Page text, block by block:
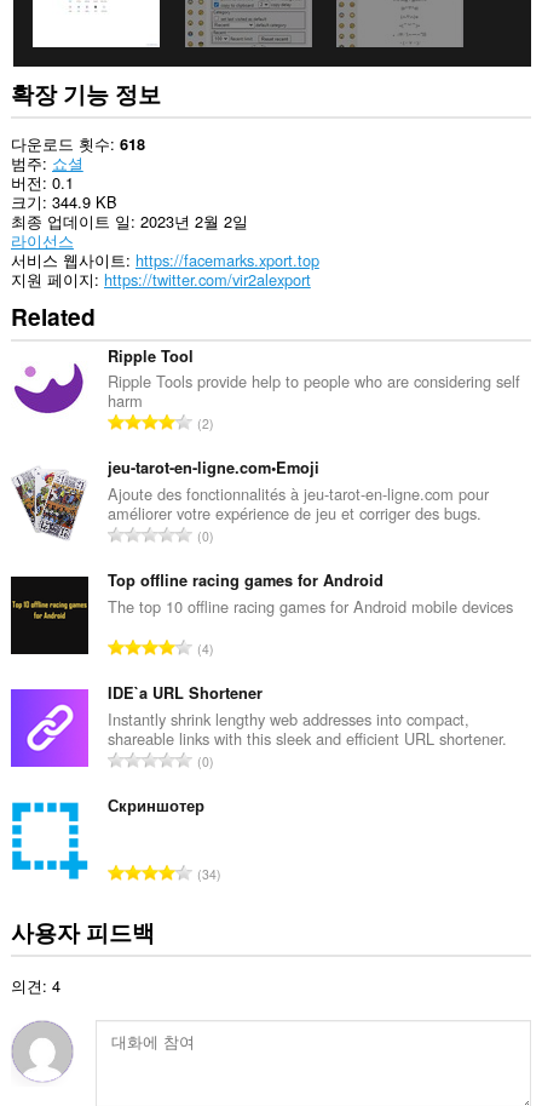
확장 기능 정보
다운로드 횟수 618
범주 쇼셜
버전 0.1
크기 344.9 KB
최종 업데이트 일 2023년 2월 2일
라이선스
서비스 웹사이트 https://facemarks.xport.top
지원 페이지 https://twitter.com/vir2alexport
Related
Ripple Tool
Ripple Tools provide help to people who are considering self
harm
총
급
수
:
2
jeu-tarot-en-ligne.com•Emoji
Ajoute des fonctionnalités à jeu-tarot-en-ligne.com pour
améliorer votre expérience de jeu et corriger des bugs.
총
급
수
0
Top offline racing games for Android
The top 10 offline racing games for Android mobile devices
총
급
수
:
4
IDE`a URL Shortener
Instantly shrink lengthy web addresses into compact,
shareable links with this sleek and efficient URL shortener.
총
급
0
Скриншотер
총34
사용자 피드백
의견: 4